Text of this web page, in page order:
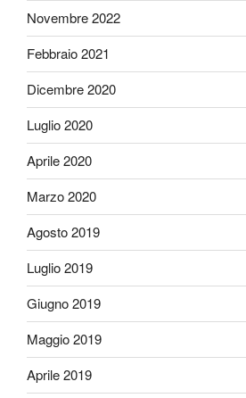
Novembre 2022
Febbraio 2021
Dicembre 2020
Luglio 2020
Aprile 2020
Marzo 2020
Agosto 2019
Luglio 2019
Giugno 2019
Maggio 2019
Aprile 2019